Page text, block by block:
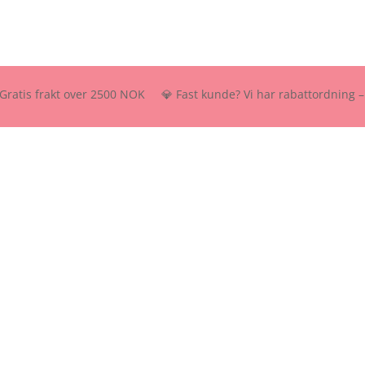
frakt over 2500 NOK 💎 Fast kunde? Vi har rabattordning –